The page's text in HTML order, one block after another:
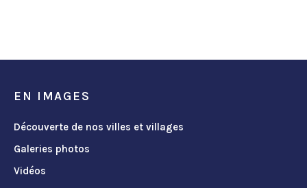
EN IMAGES
Découverte de nos villes et villages
Galeries photos
Vidéos